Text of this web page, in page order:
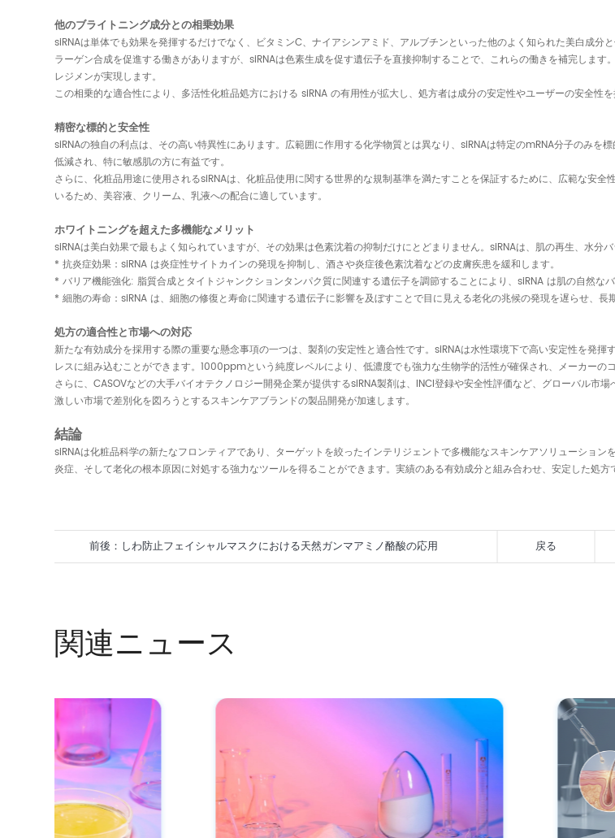
他のブライトニング成分との相乗効果
siRNAは単体でも効果を発揮するだけでなく、ビタミンC、ナイアシンアミド、アルブチンといった他のよく知られた美白成
ラーゲン合成を促進する働きがありますが、siRNAは色素生成を促す遺伝子を直接抑制することで、これらの働きを補完しま
レジメンが実現します。
この相乗的な適合性により、多活性化粧品処方における siRNA の有用性が拡大し、処方者は成分の安定性やユーザーの安全性
精密な標的と安全性
siRNAの独自の利点は、その高い特異性にあります。広範囲に作用する化学物質とは異なり、siRNAは特定のmRNA分子のみ
低減され、特に敏感肌の方に有益です。
さらに、化粧品用途に使用されるsiRNAは、化粧品使用に関する世界的な規制基準を満たすことを保証するために、広範な安
いるため、美容液、クリーム、乳液への配合に適しています。
ホワイトニングを超えた多機能なメリット
siRNAは美白効果で最もよく知られていますが、その効果は色素沈着の抑制だけにとどまりません。siRNAは、肌の再生、水分
* 抗炎症効果：siRNA は炎症性サイトカインの発現を抑制し、酒さや炎症後色素沈着などの皮膚疾患を緩和します。
* バリア機能強化: 脂質合成とタイトジャンクションタンパク質に関連する遺伝子を調節することにより、siRNA は肌の自然な
* 細胞の寿命：siRNA は、細胞の修復と寿命に関連する遺伝子に影響を及ぼすことで目に見える老化の兆候の発現を遅らせ、長
処方の適合性と市場への対応
新たな有効成分を採用する際の重要な懸念事項の一つは、製剤の安定性と適合性です。siRNAは水性環境下で高い安定性を発
レスに組み込むことができます。1000ppmという純度レベルにより、低濃度でも強力な生物学的活性が確保され、メーカーの
さらに、CASOVなどの大手バイオテクノロジー開発企業が提供するsiRNA製剤は、INCI登録や安全性評価など、グローバル
激しい市場で差別化を図ろうとするスキンケアブランドの製品開発が加速します。
結論
siRNAは化粧品科学の新たなフロンティアであり、ターゲットを絞ったインテリジェントで多機能なスキンケアソリューショ
炎症、そして老化の根本原因に対処する強力なツールを得ることができます。実績のある有効成分と組み合わせ、安定した処
前後： しわ防止フェイシャルマスクにおける天然ガンマアミノ酪酸の応用 戻る
関連ニュース